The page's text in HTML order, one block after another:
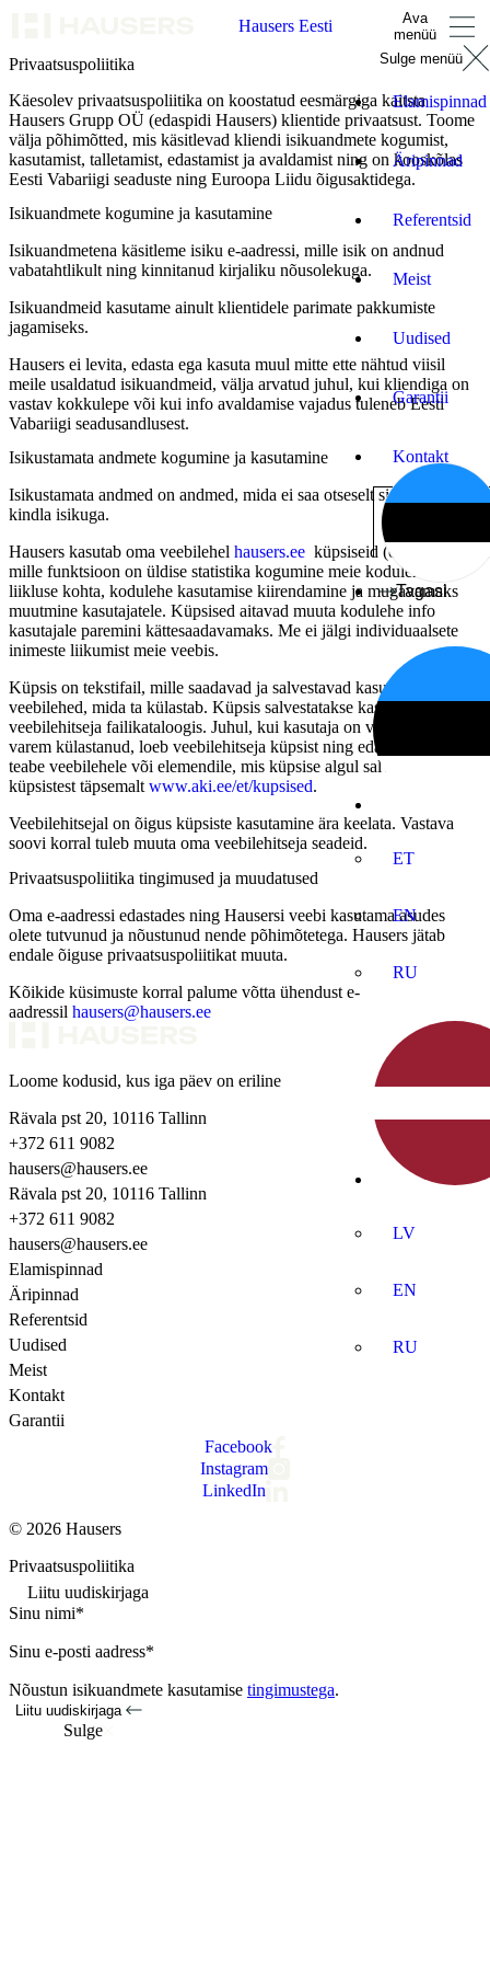
Hausers Eesti
Ava
menüü
Sulge menüü
Elamispinnad
Äripinnad
Referentsid
Meist
Uudised
Garantii
Kontakt
Tagasi
ET
EN
RU
LV
EN
RU
Privaatsuspoliitika
Käesolev privaatsuspoliitika on koostatud eesmärgiga kaitsta
Hausers Grupp OÜ (edaspidi Hausers) klientide privaatsust. Toome
välja põhimõtted, mis käsitlevad kliendi isikuandmete kogumist,
kasutamist, talletamist, edastamist ja avaldamist ning on kooskõlas
Eesti Vabariigi seaduste ning Euroopa Liidu õigusaktidega.
Isikuandmete kogumine ja kasutamine
Isikuandmetena käsitleme isiku e-aadressi, mille isik on andnud
vabatahtlikult ning kinnitanud kirjaliku nõusolekuga.
Isikuandmeid kasutame ainult klientidele parimate pakkumiste
jagamiseks.
Hausers ei levita, edasta ega kasuta muul mitte ette nähtud viisil
meile usaldatud isikuandmeid, välja arvatud juhul, kui kliendiga on
vastav kokkulepe või kui info avaldamise vajadus tuleneb Eesti
Vabariigi seadusandlusest.
Isikustamata andmete kogumine ja kasutamine
Isikustamata andmed on andmed, mida ei saa otseselt siduda ühe
kindla isikuga.
Hausers kasutab oma veebilehel hausers.ee küpsiseid (cookies),
mille funktsioon on üldise statistika kogumine meie kodulehe
liikluse kohta, kodulehe kasutamise kiirendamine ja mugavamaks
muutmine kasutajatele. Küpsised aitavad muuta kodulehe info
kasutajale paremini kättesaadavamaks. Me ei jälgi individuaalsete
inimeste liikumist meie veebis.
Küpsis on tekstifail, mille saadavad ja salvestavad kasutaja arvutisse
veebilehed, mida ta külastab. Küpsis salvestatakse kasutaja
veebilehitseja failikataloogis. Juhul, kui kasutaja on veebilehte
varem külastanud, loeb veebilehitseja küpsist ning edastab vastava
teabe veebilehele või elemendile, mis küpsise algul salvestas. Loe
küpsistest täpsemalt www.aki.ee/et/kupsised.
Veebilehitsejal on õigus küpsiste kasutamine ära keelata. Vastava
soovi korral tuleb muuta oma veebilehitseja seadeid.
Privaatsuspoliitika tingimused ja muudatused
Oma e-aadressi edastades ning Hausersi veebi kasutama asudes
olete tutvunud ja nõustunud nende põhimõtetega. Hausers jätab
endale õiguse privaatsuspoliitikat muuta.
Kõikide küsimuste korral palume võtta ühendust e-
aadressil hausers@hausers.ee
Loome kodusid, kus iga päev on eriline
Rävala pst 20, 10116 Tallinn
+372 611 9082
hausers@hausers.ee
Rävala pst 20, 10116 Tallinn
+372 611 9082
hausers@hausers.ee
Elamispinnad
Äripinnad
Referentsid
Uudised
Meist
Kontakt
Garantii
Facebook
Instagram
LinkedIn
© 2026 Hausers
Privaatsuspoliitika
Liitu uudiskirjaga
Sinu nimi*
Sinu e-posti aadress*
Nõustun isikuandmete kasutamise tingimustega.
Liitu uudiskirjaga
Sulge